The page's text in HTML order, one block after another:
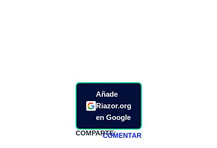
Añade
Riazor.org
en Google
COMPARTE:COMENTAR